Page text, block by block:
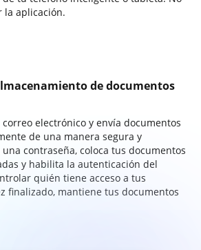
la aplicación.
de documentos
electrónico y envía documentos
de una manera segura y
contraseña, coloca tus documentos
y habilita la autenticación del
quién tiene acceso a tus
finalizado, mantiene tus documentos